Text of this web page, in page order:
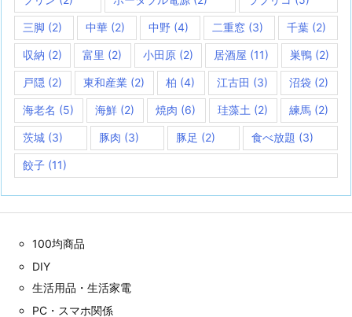
三脚 (2) 中華 (2) 中野 (4) 二重窓 (3) 千葉 (2)
収納 (2) 富里 (2) 小田原(2) 居酒屋 (11) 巣鴨(2)
戸隠 (2) 東和産業 (2) 柏 (4) 江古田 (3) 沼袋(2)
海老名 (5) 海鮮 (2) 焼肉 (6) 珪藻土 (2) 練馬(2)
茨城 (3) 豚肉 (3) 豚足 (2) 食べ放題 (3)
餃子 (11)
100均商品
DIY
生活用品・生活家電
PC・スマホ関係